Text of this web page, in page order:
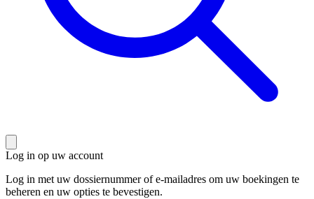
Log in op uw account
Log in met uw dossiernummer of e-mailadres om uw boekingen te
beheren en uw opties te bevestigen.